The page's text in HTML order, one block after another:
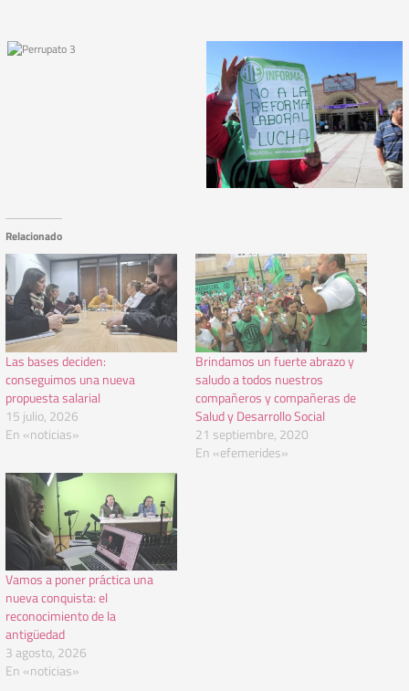
Relacionado
Las bases deciden:
conseguimos una nueva
propuesta salarial
15 julio, 2026
En «noticias»
Brindamos un fuerte abrazo y
saludo a todos nuestros
compañeros y compañeras de
Salud y Desarrollo Social
21 septiembre, 2020
En «efemerides»
Vamos a poner práctica una
nueva conquista: el
reconocimiento de la
antigüedad
3 agosto, 2026
En «noticias»